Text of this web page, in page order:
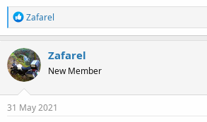
R
e
a
c
t
i
o
n
s
Zafarel
Zafarel
New Member
31 May 2021